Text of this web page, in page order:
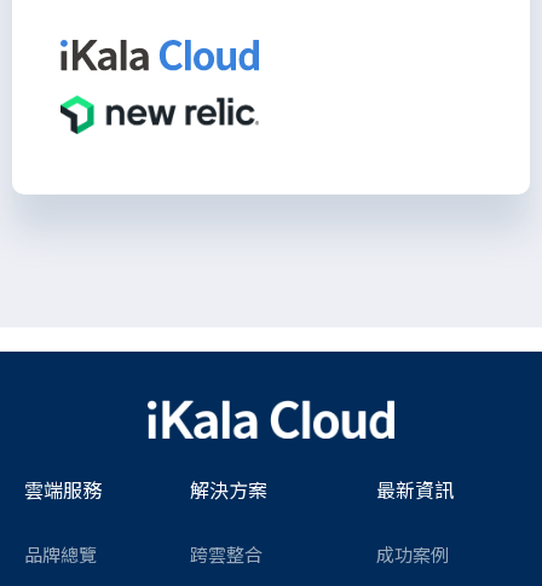
雲端服務
品牌總覽
解決方案
跨雲整合
最新資訊
成功案例